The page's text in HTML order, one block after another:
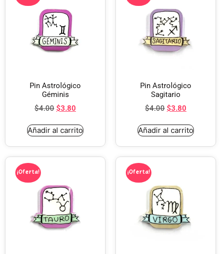
Pin Astrológico
Géminis
$4.00 $3.80
Añadir al carrito
Pin Astrológico
Sagitario
$4.00 $3.80
Añadir al carrito
¡Oferta! ¡Oferta!